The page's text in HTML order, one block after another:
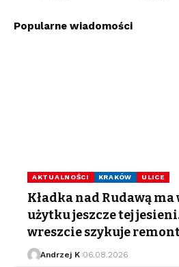
Popularne wiadomości
AKTUALNOŚCI KRAKÓW ULICE
Kładka nad Rudawą ma
użytku jeszcze tej
wreszcie szykuje
Andrzej K 06.08.2026